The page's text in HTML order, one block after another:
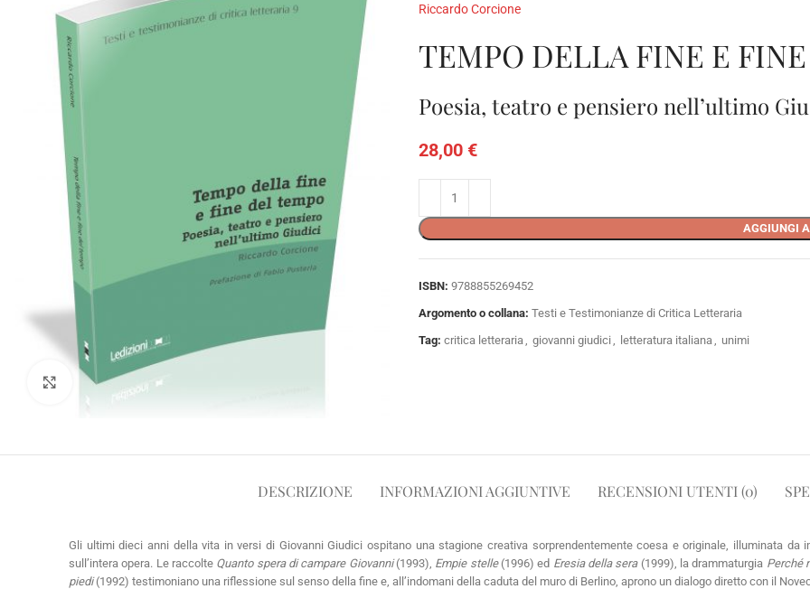
Clicca per ampliare
Riccardo Corcione
TEMPO DELLA FINE E
Poesia, teatro e pensiero nell’ultimo
28,00 €
AGGIUNGI
ISBN: 9788855269452
Argomento o collana: Testi e Testimonianze di Critica Letteraria
Tag: critica letteraria giovanni giudici letteratura italiana unimi
DESCRIZIONE INFORMAZIONI AGGIUNTIVE RECENSIONI UTENTI (0)
Gli ultimi dieci anni della vita in versi di Giovanni Giudici ospitano una stagione creativa sorprendentemente coesa e originale, illuminata
sull’intera opera. Le raccolte Quanto spera di campare Giovanni(1993), Empie stelle(1996) ed Eresia della sera(1999), la drammaturgia Perché
piedi(1992) testimoniano una riflessione sul senso della fine e, all’indomani della caduta del muro di Berlino, aprono un dialogo diretto con il